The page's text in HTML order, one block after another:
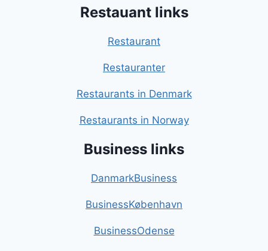
Restauant links
Restaurant
Restauranter
Restaurants in Denmark
Restaurants in Norway
Business links
DanmarkBusiness
BusinessKøbenhavn
BusinessOdense